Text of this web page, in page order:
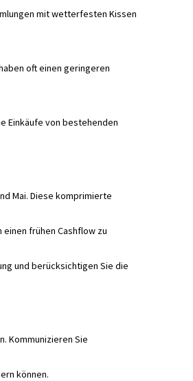
mit wetterfesten Kissen
oft einen geringeren
Einkäufe von bestehenden
Mai. Diese komprimierte
frühen Cashflow zu
und berücksichtigen Sie die
Kommunizieren Sie
können.